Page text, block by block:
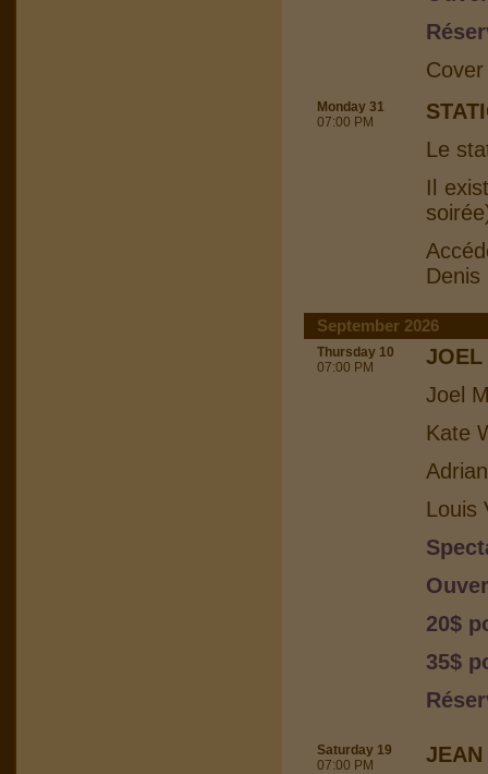
Monday 31
07:00 PM
Le
Il
Denis
September 2026
Thursday 10
07:00 PM
JOEL
Joel
Kate
Louis
20$
35$
Saturday 19
07:00 PM
JEAN